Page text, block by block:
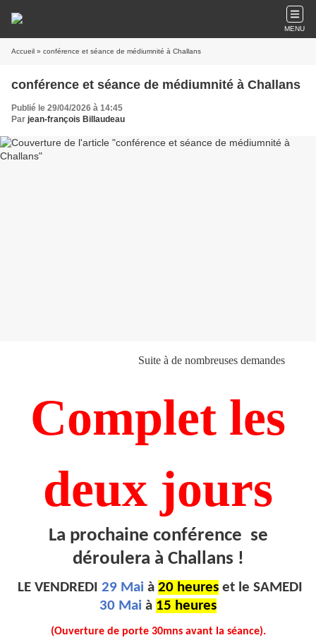
MENU
Accueil » conférence et séance de médiumnité à Challans
conférence et séance de médiumnité à Challans
Publié le 29/04/2026 à 14:45
Par jean-françois Billaudeau
Suite à de nombreuses demandes​
Complet les
deux jours
La prochaine conférence se
déroulera à Challans !
LE VENDREDI 29 Mai à 20 heureset le SAMEDI
30 Mai à 15 heures
(Ouverture de porte 30mns avant la séance).